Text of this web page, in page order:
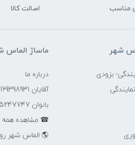
مناسب اصالت کالا
شهر
بزودی
ماساژ الماس
درباره ما
آقایان 09169398931
بانوان 09935247747
☎ مشاهده همه
🌎 الماس شهر